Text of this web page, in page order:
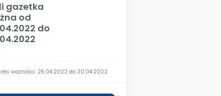
gazetka
od
do
ważności: 25.04.2022 do 30.04.2022